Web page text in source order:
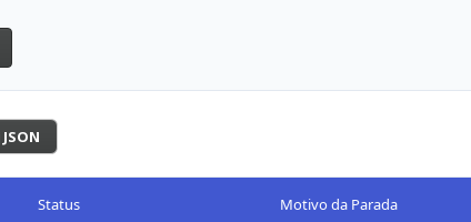
JSON
Status Motivo da Parada